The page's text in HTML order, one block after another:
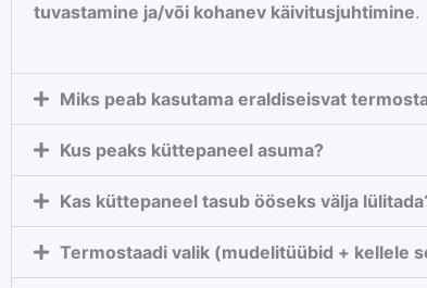
tuvastamine ja/või kohanev käivitusjuhtimine.
Miks peab kasutama eraldiseisvat
Kus peaks küttepaneel asuma?
Kas küttepaneel tasub ööseks välja
Termostaadi valik (mudelitüübid + kellele